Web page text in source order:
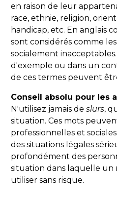
en raison de leur
race, ethnie, religion,
handicap, etc. En anglais
sont considérés comme
socialement
d'exemple ou dans un
de ces termes peuvent
Conseil absolu pour les
N'utilisez jamais deslurs,
situation. Ces mots
professionnelles et
des situations légales
profondément des
situation dans laquelle
utiliser sans risque.